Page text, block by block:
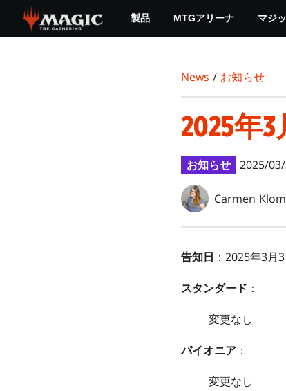
main
製品 MTGアリーナ マジ
News / お知らせ
2025年
お知らせ 2025/03/
Carmen
告知日 ：2025年3月
スタンダード ：
変更なし
パイオニア ：
変更なし